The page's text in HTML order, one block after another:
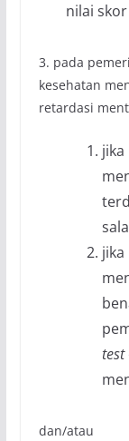
nilai skor
3. pada
kesehatan
retardasi
test
dan/atau